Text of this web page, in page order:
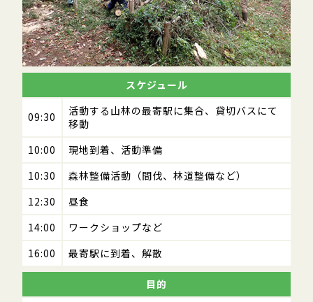
スケジュール
09:30
活動する山林の最寄駅に集合、貸切バスにて
移動
10:00
現地到着、活動準備
10:30
森林整備活動（間伐、林道整備など）
12:30
昼食
14:00
ワークショップなど
16:00
最寄駅に到着、解散
目的